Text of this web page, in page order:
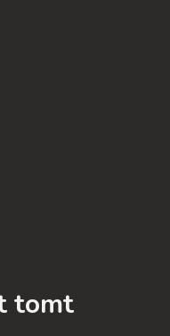
tomt